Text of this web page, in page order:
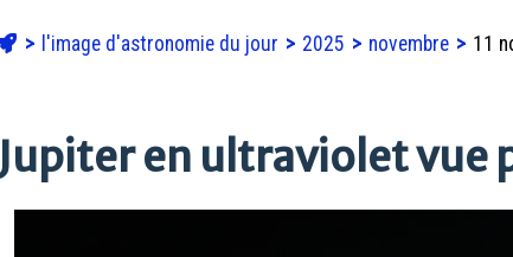
l'image d'astronomie du jour 2025 novembre 11
Jupiter en ultraviolet vue